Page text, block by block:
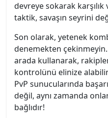
devreye sokarak
taktik, savaşın seyrini
Son olarak, yetenek
denemekten
arada kullanarak,
kontrolünü elinize
PvP sunucularında
değil, aynı zamanda
bağlıdır!